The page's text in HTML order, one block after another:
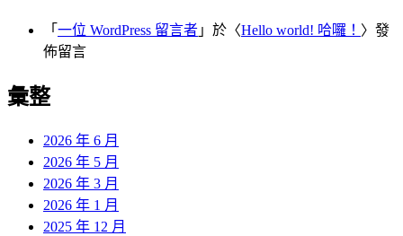
「 一位 WordPress 留言者 」於〈Hello world! 哈囉！ 〉發
佈留言
彙整
2026 年 6 月
2026 年 5 月
2026 年 3 月
2026 年 1 月
2025 年 12 月